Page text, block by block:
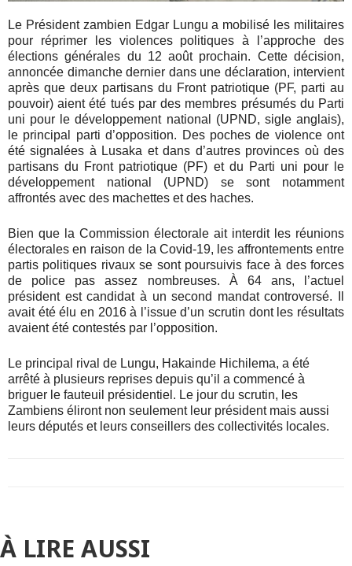
Le Président zambien Edgar Lungu a mobilisé les militaires
pour réprimer les violences politiques à l’approche des
élections générales du 12 août prochain. Cette décision,
annoncée dimanche dernier dans une déclaration, intervient
après que deux partisans du Front patriotique (PF, parti au
pouvoir) aient été tués par des membres présumés du Parti
uni pour le développement national (UPND, sigle anglais),
le principal parti d’opposition. Des poches de violence ont
été signalées à Lusaka et dans d’autres provinces où des
partisans du Front patriotique (PF) et du Parti uni pour le
développement national (UPND) se sont notamment
affrontés avec des machettes et des haches.
Bien que la Commission électorale ait interdit les réunions
électorales en raison de la Covid-19, les affrontements entre
partis politiques rivaux se sont poursuivis face à des forces
de police pas assez nombreuses. À 64 ans, l’actuel
président est candidat à un second mandat controversé. Il
avait été élu en 2016 à l’issue d’un scrutin dont les résultats
avaient été contestés par l’opposition.
Le principal rival de Lungu, Hakainde Hichilema, a été
arrêté à plusieurs reprises depuis qu’il a commencé à
briguer le fauteuil présidentiel. Le jour du scrutin, les
Zambiens éliront non seulement leur président mais aussi
leurs députés et leurs conseillers des collectivités locales.
À LIRE AUSSI